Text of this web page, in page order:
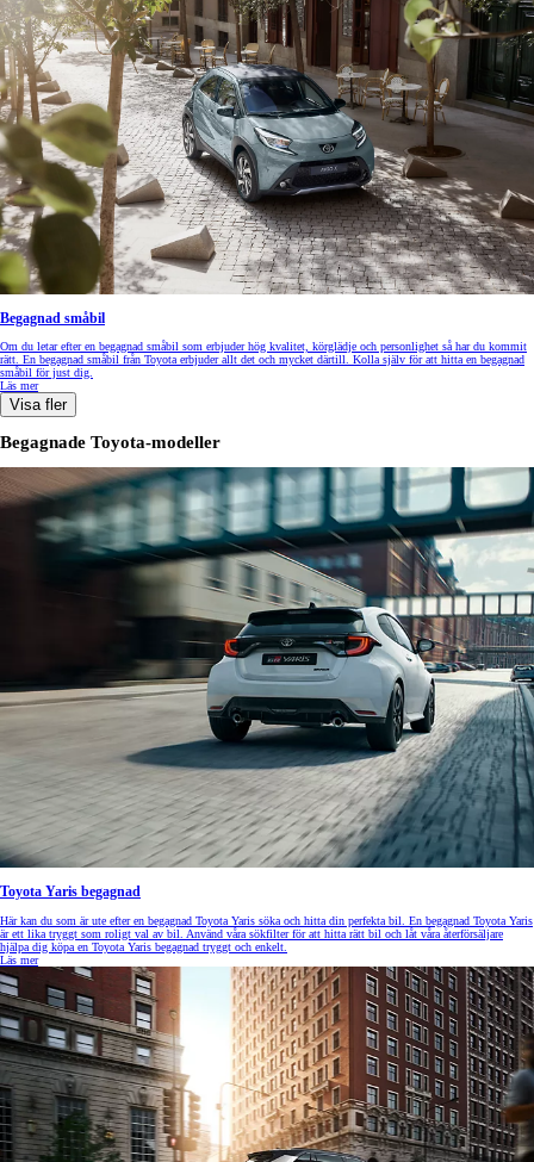
Begagnad småbil
Om du letar efter en begagnad småbil som erbjuder hög kvalitet, körglädje och personlighet så har du kommit
rätt. En begagnad småbil från Toyota erbjuder allt det och mycket därtill. Kolla själv för att hitta en begagnad
småbil för just dig.
Läs mer
Visa fler
Begagnade Toyota-modeller
Toyota Yaris begagnad
Här kan du som är ute efter en begagnad Toyota Yaris söka och hitta din perfekta bil. En begagnad Toyota Yaris
är ett lika tryggt som roligt val av bil. Använd våra sökfilter för att hitta rätt bil och låt våra återförsäljare
hjälpa dig köpa en Toyota Yaris begagnad tryggt och enkelt.
Läs mer